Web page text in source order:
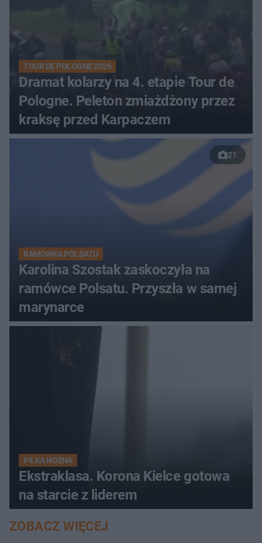
TOUR DE POLOGNE 2026
Dramat kolarzy na 4. etapie Tour de
Pologne. Peleton zmiażdżony przez
kraksę przed Karpaczem
21
RAMÓWKA POLSATU
Karolina Szostak zaskoczyła na
ramówce Polsatu. Przyszła w samej
marynarce
PIŁKA NOŻNA
Ekstraklasa. Korona Kielce gotowa
na starcie z liderem
ZOBACZ WIĘCEJ